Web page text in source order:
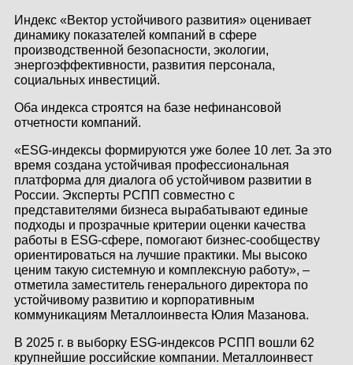
МОНТАЖ
НОВОСТИ
КОНТАКТЫ
ЛИЧНЫЙ КАБИНЕТ
ЛИЧНЫЙ КАБИНЕТ
КЛИЕНТА
Индекс «Вектор устойчивого развития» оценивает
динамику показателей компаний в сфере
производственной безопасности, экологии,
энергоэффективности, развития персонала,
социальных инвестиций.
Оба индекса строятся на базе нефинансовой
отчетности компаний.
«ESG-индексы формируются уже более 10 лет. За это
время создана устойчивая профессиональная
платформа для диалога об устойчивом развитии в
России. Эксперты РСПП совместно с
представителями бизнеса вырабатывают единые
подходы и прозрачные критерии оценки качества
работы в ESG-сфере, помогают бизнес-сообществу
ориентироваться на лучшие практики. Мы высоко
ценим такую системную и комплексную работу», –
отметила заместитель генерального директора по
устойчивому развитию и корпоративным
коммуникациям Металлоинвеста Юлия Мазанова.
В 2025 г. в выборку ESG-индексов РСПП вошли 62
крупнейшие российские компании. Металлоинвест